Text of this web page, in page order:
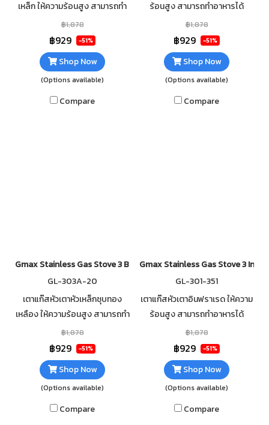
เหล็ก ให้ความร้อนสูง สามารถทำ
อาหารได้รวดเร็ว วัสดุตัวเตาส
แตนเลส แข็งแรง ทนทาน ไม่เป็น
สนิม ทำความสะอาดง่าย
฿1,878
฿929 -51%
Shop Now
(Options available)
Compare
ร้อนสูง สามารถทำอาหารได้
รวดเร็ว ทำความสะอาดง่าย วัสดุ
ตัวเตาสแตนเลส แข็งแรง ทนทาน
ไม่เป็นสนิม
฿1,878
฿929 -51%
Shop Now
(Options available)
Compare
Gmax Stainless Gas Stove 3 Burner Iron GL-303A-20
GL-303A-20
เตาแก๊สหัวเตาหัวเหล็กชุบทอง
เหลือง ให้ความร้อนสูง สามารถทำ
อาหารได้รวดเร็ว วัสดุตัวเตาส
แตนเลส แข็งแรง ทนทาน ไม่เป็น
สนิม ทำความสะอาดง่าย
฿1,878
฿929 -51%
Shop Now
(Options available)
Compare
Gmax Stainless Gas Stove 3
GL-301-351
เตาแก๊สหัวเตาอินฟราเรด ให้ความ
ร้อนสูง สามารถทำอาหารได้
รวดเร็ว วัสดุตัวเตาสแตนเลส
แข็งแรง ทนทาน ไม่เป็นสนิม
ทำความสะอาดง่าย
฿1,878
฿929 -51%
Shop Now
(Options available)
Compare